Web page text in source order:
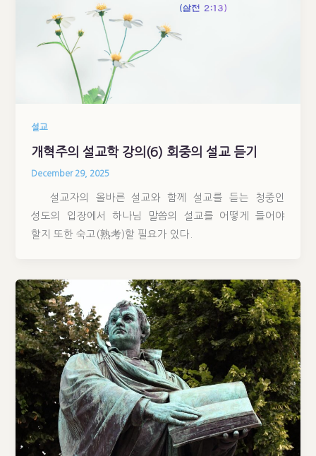
설교
개혁주의 설교학 강의(6) 회중의 설교 듣기
December 29, 2025
설교자의 올바른 설교와 함께 설교를 듣는 청중인
성도의 입장에서 하나님 말씀의 설교를 어떻게 들어야
할지 또한 숙고(熟考)할 필요가 있다.